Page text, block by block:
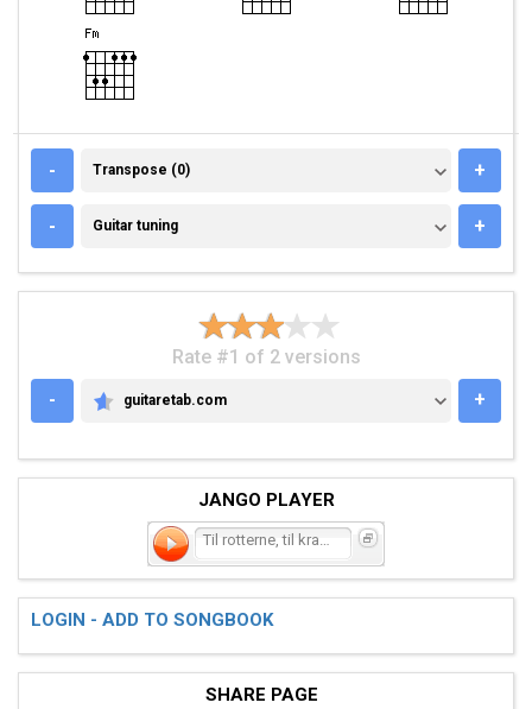
- TRANSPOSE (0)
Transpose (0) +
- GUITAR TUNING
Guitar tuning +
Rate #1 of 2 versions
-
GUITARETAB.COM
guitaretab.com +
JANGO PLAYER
LOGIN - ADD TO SONGBOOK
SHARE PAGE